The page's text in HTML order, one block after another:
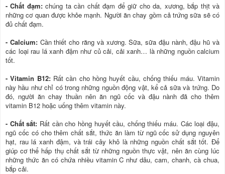
- Chất đạm:chúng ta cần chất đạm để giữ cho da, xương, bắp thịt và
những cơ quan được khỏe mạnh. Người ăn chay gồm cả trứng sữa sẽ có
đủ chất đạm.
- Calcium:Cần thiết cho răng và xương. Sữa, sữa đậu nành, đậu hũ và
các loại rau lá xanh đậm như củ cải, cải xanh… là những nguồn calcium
tốt.
- Vitamin B12:Rất cần cho hồng huyết cầu, chống thiếu máu. Vitamin
này hầu như chỉ có trong những nguồn động vật, kể cả sữa và trứng. Do
đó, người ăn chay thuần nên ăn ngũ cốc và đậu nành đã cho thêm
vitamin B12 hoặc uống thêm vitamin này.
- Chất sắt: Rất cần cho hồng huyết cầu, chống thiếu máu. Các loại đậu,
ngũ cốc có cho thêm chất sắt, thức ăn làm từ ngũ cốc sử dụng nguyên
hạt, rau lá xanh đậm, và trái cây khô là những nguồn chất sắt tốt. Để
giúp cơ thể hấp thụ chất sắt từ những nguồn thực vật, nên ăn cùng lúc
những thức ăn có chứa nhiều vitamin C như dâu, cam, chanh, cà chua,
bắp cải.